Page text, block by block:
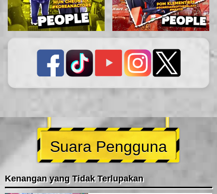
Suara Pengguna
Kenangan yang Tidak Terlupakan